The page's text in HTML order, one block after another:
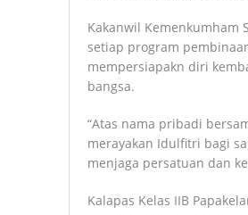
Kakanwil
setiap program
mempersiapakn diri
bangsa.
“Atas nama pribadi
merayakan Idulfitri bagi
menjaga persatuan dan
Kalapas Kelas IIB